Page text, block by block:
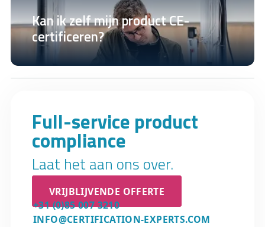
Kan ik zelf mijn product CE-
certificeren?
Full-service product
compliance
Laat het aan ons over.
VRIJBLIJVENDE OFFERTE
+31 (0)85 007 3210
INFO@CERTIFICATION-EXPERTS.COM